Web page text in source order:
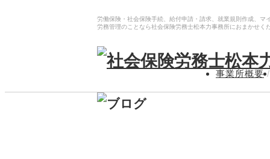
労働保険・社会保険手続、給付申請・請求、就業規則作成、マ
労務管理のことなら社会保険労務士松本力事務所におまかせく
事業所概要 /